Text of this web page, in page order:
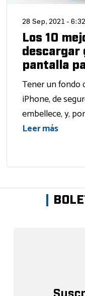
28 Sep, 2021 -
Los 10
descargar
pantalla
Tener un fondo
iPhone, de
embellece, y,
Leer más